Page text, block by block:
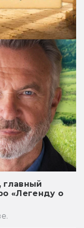
главный
«Легенду о